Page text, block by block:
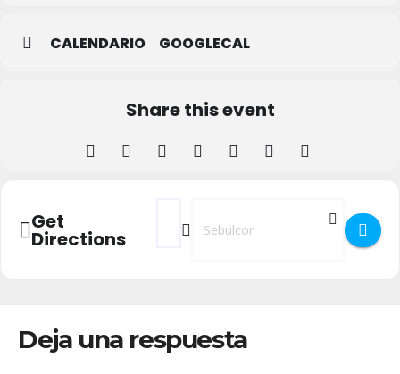
CALENDARIO GOOGLECAL
Share this event
Get
Directions
Address - Fiestas en honor al Patrocinio
Destination Address - Fiestas en
Deja una respuesta